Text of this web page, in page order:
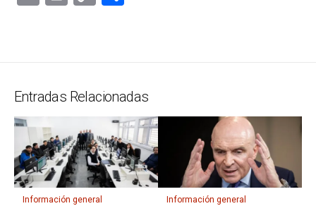
at
p
e
ce
k
n
k
ar
tir
Entradas Relacionadas
Información general Información general